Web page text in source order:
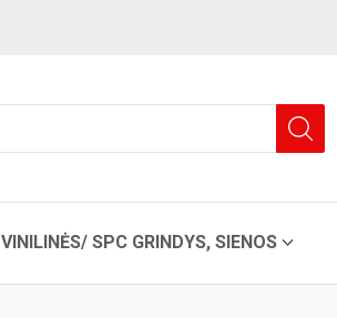
VINILINĖS/ SPC GRINDYS, SIENOS